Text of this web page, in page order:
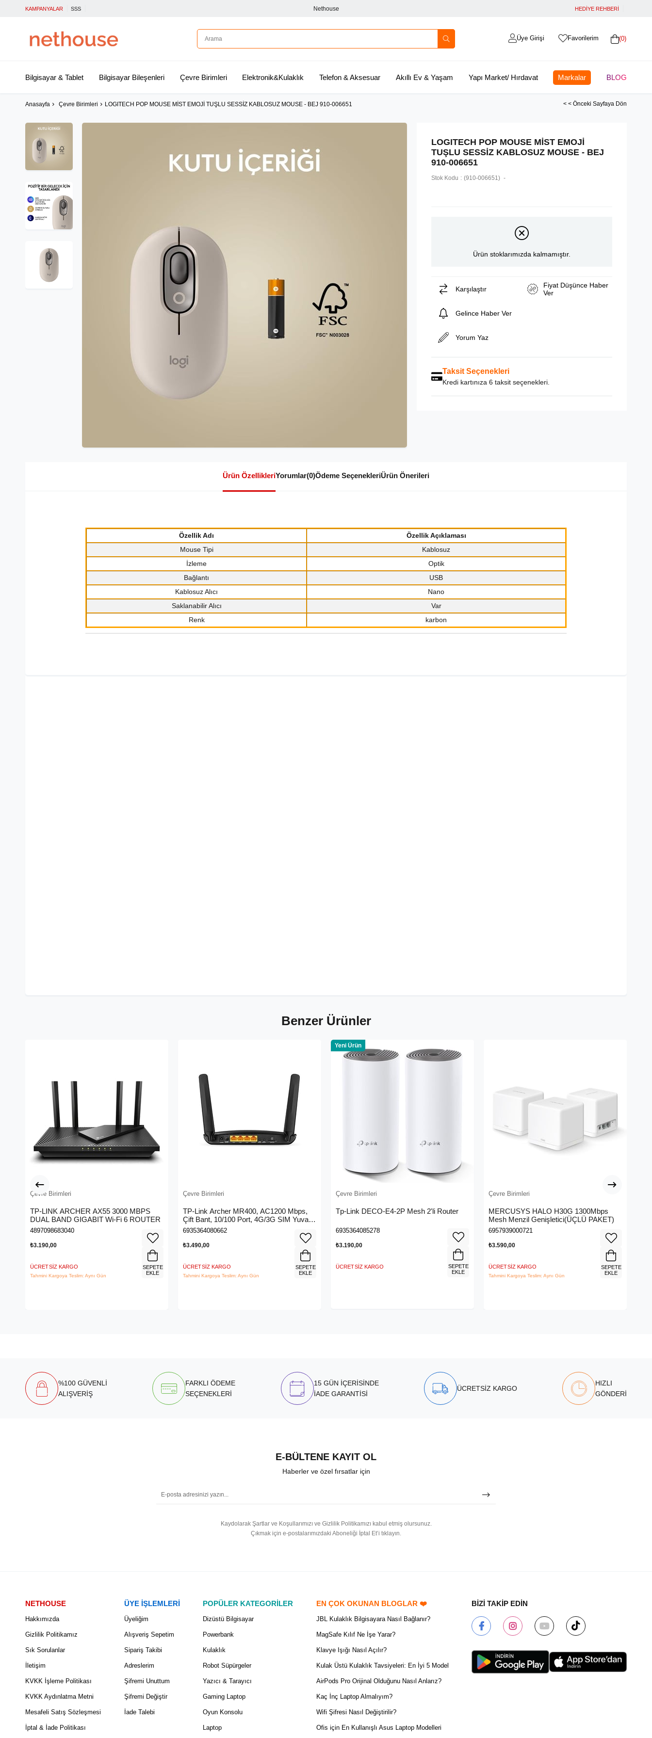
KAMPANYALAR SSS Nethouse HEDİYE REHBERİ
0
Favorilerim
Üye Girişi
Bilgisayar & Tablet Bilgisayar Bileşenleri Çevre Birimleri Elektronik&Kulaklık Telefon & Aksesuar Akıllı Ev & Yaşam Yapı Market/ Hırdavat Markalar BLOG
Anasayfa Çevre Birimleri LOGITECH POP MOUSE MİST EMOJİ TUŞLU SESSİZ KABLOSUZ MOUSE - BEJ 910-006651 < < Önceki Sayfaya Dön
LOGITECH POP MOUSE MİST EMOJİ
TUŞLU SESSİZ KABLOSUZ MOUSE - BEJ
910-006651
Stok Kodu (910-006651)
Ürün stoklarımızda kalmamıştır.
Karşılaştır
Fiyat Düşünce Haber
Ver
Gelince Haber Ver
Yorum Yaz
Taksit Seçenekleri
Kredi kartınıza 6 taksit seçenekleri.
Ürün ÖzellikleriYorumlar(0)Ödeme SeçenekleriÜrün Önerileri
Özellik Adı
Özellik Açıklaması
Mouse Tipi
Kablosuz
İzleme
Optik
Bağlantı
USB
Kablosuz Alıcı
Nano
Saklanabilir Alıcı
Var
Renk
karbon
Benzer Ürünler
Çevre Birimleri
TP-LINK ARCHER AX55 3000 MBPS
DUAL BAND GIGABIT Wi-Fi 6 ROUTER
4897098683040
₺3.190,00
ÜCRETSIZ KARGO
Tahmini Kargoya Teslim: Aynı Gün
SEPETE
EKLE
Çevre Birimleri
TP-Link Archer MR400, AC1200 Mbps,
Çift Bant, 10/100 Port, 4G/3G SIM Yuvası,
Kablosuz 4G LTE Router
6935364080662
₺3.490,00
ÜCRETSIZ KARGO
Tahmini Kargoya Teslim: Aynı Gün
SEPETE
EKLE
Çevre Birimleri
Tp-Link DECO-E4-2P Mesh 2'li Router
6935364085278
₺3.190,00
ÜCRETSIZ KARGO
Yeni Ürün
SEPETE
EKLE
Çevre Birimleri
MERCUSYS HALO H30G 1300Mbps
Mesh Menzil Genişletici(ÜÇLÜ PAKET)
6957939000721
₺3.590,00
ÜCRETSIZ KARGO
Tahmini Kargoya Teslim: Aynı Gün
SEPETE
EKLE
%100 GÜVENLİ
ALIŞVERİŞ
FARKLI ÖDEME
SEÇENEKLERİ
15 GÜN İÇERİSİNDE
İADE GARANTİSİ
ÜCRETSİZ KARGO
HIZLI
GÖNDERİ
E-BÜLTENE KAYIT OL
Haberler ve özel fırsatlar için
Kaydolarak Şartlar ve Koşullarımızı ve Gizlilik Politikamızı kabul etmiş olursunuz.
Çıkmak için e-postalarımızdaki Aboneliği İptal Et’i tıklayın.
NETHOUSE
Hakkımızda
Gizlilik Politikamız
Sık Sorulanlar
İletişim
KVKK İşleme Politikası
KVKK Aydınlatma Metni
Mesafeli Satış Sözleşmesi
İptal & İade Politikası
ÜYE İŞLEMLERİ
Üyeliğim
Alışveriş Sepetim
Sipariş Takibi
Adreslerim
Şifremi Unuttum
Şifremi Değiştir
İade Talebi
POPÜLER KATEGORİLER
Dizüstü Bilgisayar
Powerbank
Kulaklık
Robot Süpürgeler
Yazıcı & Tarayıcı
Gaming Laptop
Oyun Konsolu
Laptop
EN ÇOK OKUNAN BLOGLAR ❤️
JBL Kulaklık Bilgisayara Nasıl Bağlanır?
MagSafe Kılıf Ne İşe Yarar?
Klavye Işığı Nasıl Açılır?
Kulak Üstü Kulaklık Tavsiyeleri: En İyi 5 Model
AirPods Pro Orijinal Olduğunu Nasıl Anlarız?
Kaç İnç Laptop Almalıyım?
Wifi Şifresi Nasıl Değiştirilir?
Ofis için En Kullanışlı Asus Laptop Modelleri
BİZİ TAKİP EDİN